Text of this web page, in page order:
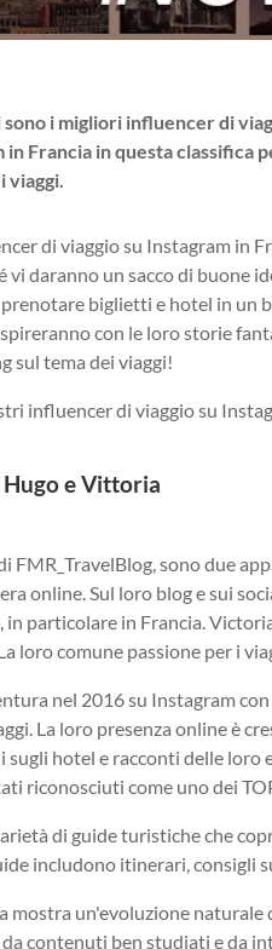
i migliori influencer di
in Francia in questa
viaggi.
di viaggio su Instagram in
vi daranno un sacco di buone
biglietti e hotel in un
con le loro storie
sul tema dei viaggi!
influencer di viaggio su
Hugo e Vittoria
FMR_TravelBlog, sono due
online. Sul loro blog e sui
particolare in Francia.
loro comune passione per i
nel 2016 su Instagram
La loro presenza online è
sugli hotel e racconti delle
riconosciuti come uno dei
di guide turistiche che
includono itinerari, consigli
mostra un'evoluzione
contenuti ben studiati e da